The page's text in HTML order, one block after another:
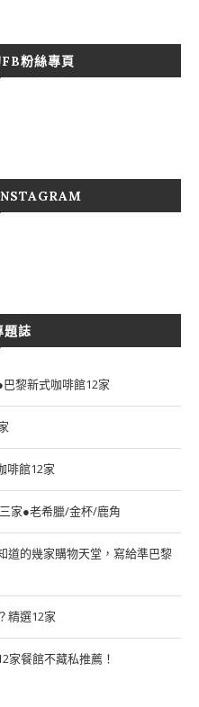
粉絲專頁
題誌
黎新式咖啡館12家
啡館12家
家●老希臘/金杯/鹿角
道的幾家購物天堂，寫給準巴黎
精選12家
家餐館不藏私推薦！